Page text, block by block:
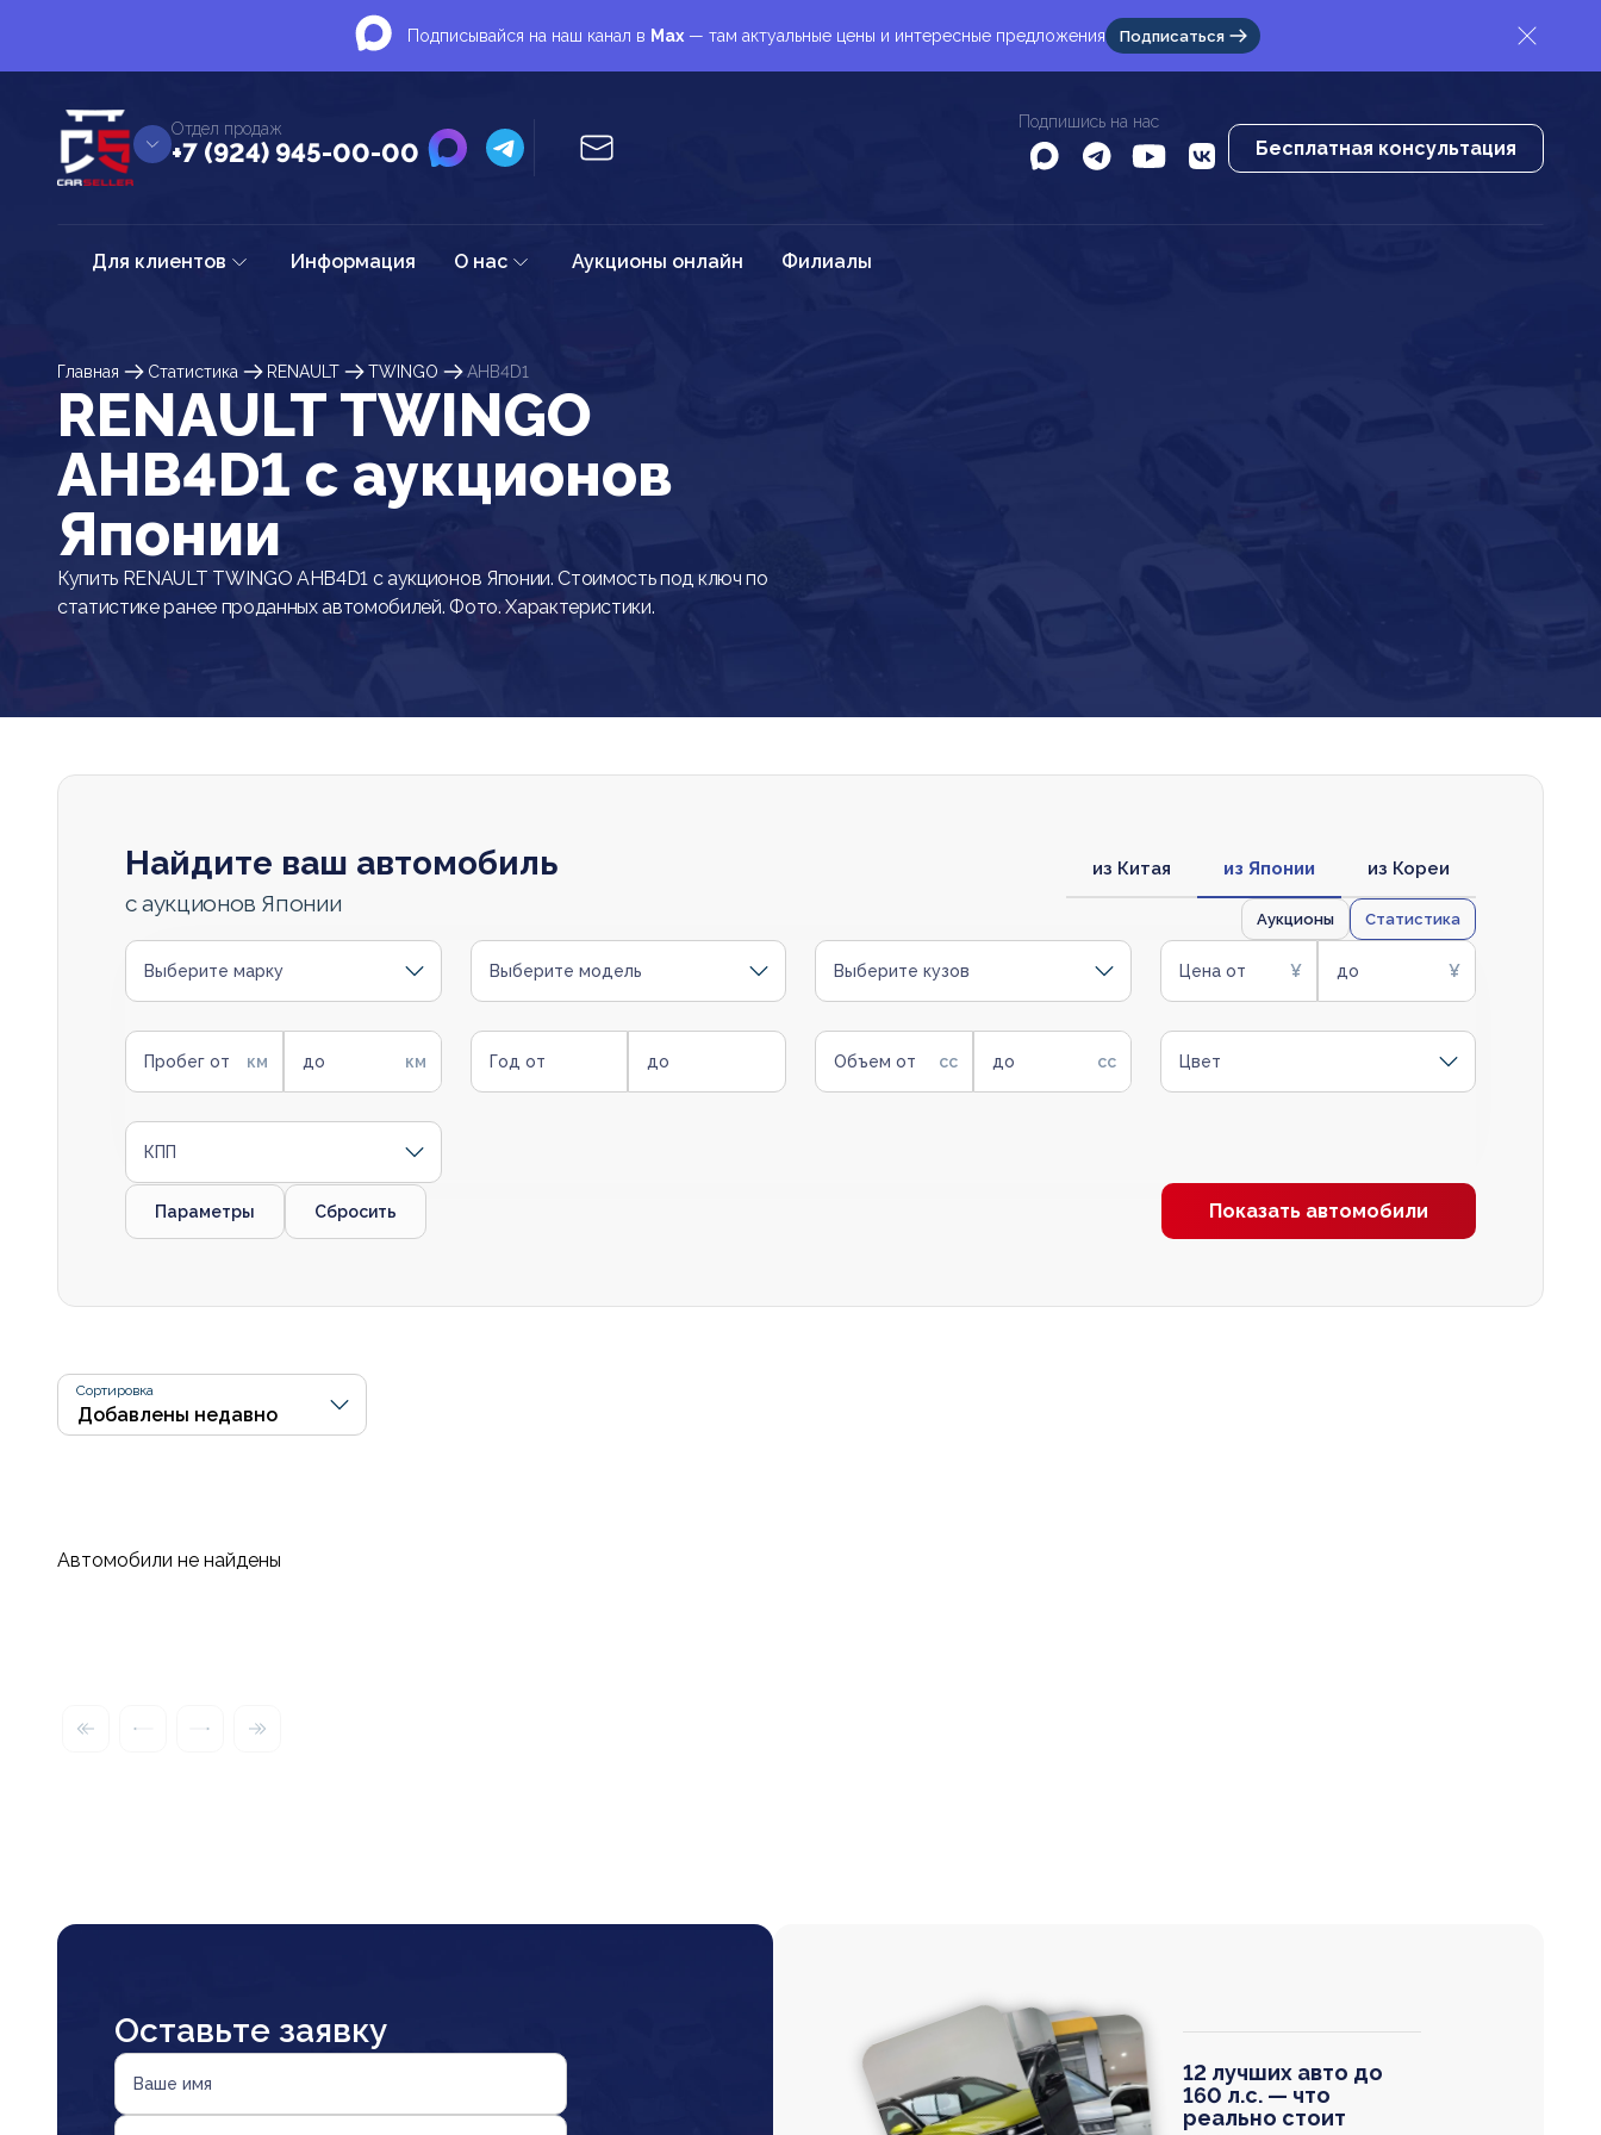
Подписывайся на наш канал в Max — там актуальные цены и интересные предложения Подписаться
Отдел продаж
+7 (924) 945-00-00
Подпишись на нас
Бесплатная консультация
Для клиентов Информация О нас Аукционы онлайн Филиалы
Главная Статистика RENAULT TWINGO AHB4D1
RENAULT TWINGO
AHB4D1 c аукционов
Японии
Купить RENAULT TWINGO AHB4D1 с аукционов Японии. Стоимость под ключ по
статистике ранее проданных автомобилей. Фото. Характеристики.
Найдите ваш автомобиль
с аукционов Японии
из Китая из Японии из Кореи
Аукционы Статистика
Выберите марку Выберите модель Выберите кузов Цена от до
Пробег от до Год от до Объем от до Цвет
КПП
Параметры Сбросить Показать автомобили
Сортировка
Автомобили не найдены
Оставьте заявку
Ваше имя
12 лучших авто до
160 л.с. — что
реально стоит